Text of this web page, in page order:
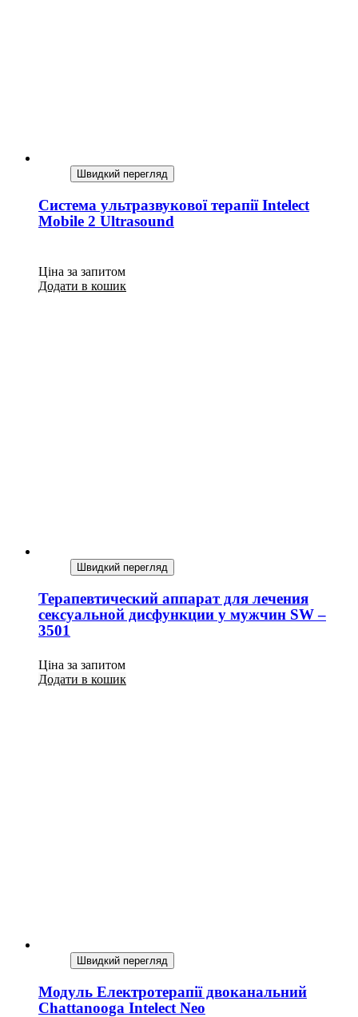
Швидкий перегляд
Система ультразвукової терапії Intelect
Mobile 2 Ultrasound
Ціна за запитом
Додати в кошик
Швидкий перегляд
Терапевтический аппарат для лечения
сексуальной дисфункции у мужчин SW –
3501
Ціна за запитом
Додати в кошик
Швидкий перегляд
Модуль Електротерапії двоканальний
Chattanooga Intelect Neo